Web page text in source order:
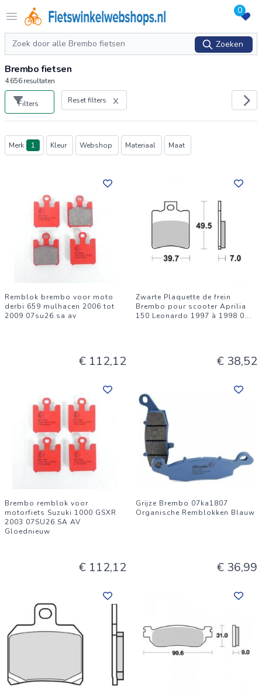
Open menu
Logo Fietswinkelwebshops.nl 0
Zoeken
Zoeken
Brembo fietsen
4.656resultaten
Filters Reset filters
Producten
Merk 1 Kleur Webshop Materiaal Maat
Remblok brembo voor moto
derbi 659 mulhacen 2006 tot
2009 07su26.sa av
€ 112,12
Zwarte Plaquette de frein
Brembo pour scooter Aprilia
150 Leonardo 1997 à 1998 0...
€ 38,52
Brembo remblok voor
motorfiets Suzuki 1000 GSXR
2003 07SU26.SA AV
Gloednieuw
€ 112,12
Grijze Brembo 07ka1807
Organische Remblokken Blauw
€ 36,99